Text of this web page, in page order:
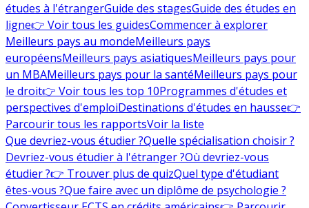
études à l'étrangerGuide des stagesGuide des études en
ligne👉 Voir tous les guidesCommencer à explorer
Meilleurs pays au mondeMeilleurs pays
européensMeilleurs pays asiatiquesMeilleurs pays pour
un MBAMeilleurs pays pour la santéMeilleurs pays pour
le droit👉 Voir tous les top 10Programmes d'études et
perspectives d'emploiDestinations d'études en hausse👉
Parcourir tous les rapportsVoir la liste
Que devriez-vous étudier ?Quelle spécialisation choisir ?
Devriez-vous étudier à l'étranger ?Où devriez-vous
étudier ?👉 Trouver plus de quizQuel type d'étudiant
êtes-vous ?Que faire avec un diplôme de psychologie ?